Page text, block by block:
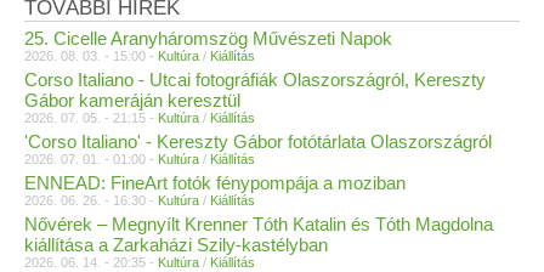
TOVÁBBI HÍREK
25. Cicelle Aranyháromszög Művészeti Napok
2026. 08. 03. - 15:00 - Kultúra / Kiállítás
Corso Italiano - Utcai fotográfiák Olaszországról, Kereszty
Gábor kameráján keresztül
2026. 07. 05. - 21:15 - Kultúra / Kiállítás
'Corso Italiano' - Kereszty Gábor fotótárlata Olaszországról
2026. 07. 01. - 01:00 - Kultúra / Kiállítás
ENNEAD: FineArt fotók fénypompája a moziban
2026. 06. 26. - 16:30 - Kultúra / Kiállítás
Nővérek – Megnyílt Krenner Tóth Katalin és Tóth Magdolna
kiállítása a Zarkaházi Szily-kastélyban
2026. 06. 14. - 20:35 - Kultúra / Kiállítás